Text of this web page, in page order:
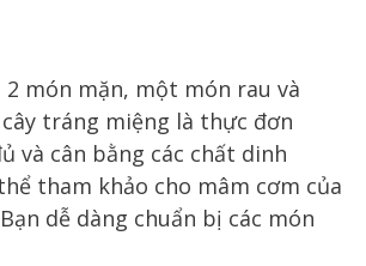
2 món mặn, một món rau và
tráng miệng là thực đơn
và cân bằng các chất dinh
tham khảo cho mâm cơm của
dễ dàng chuẩn bị các món